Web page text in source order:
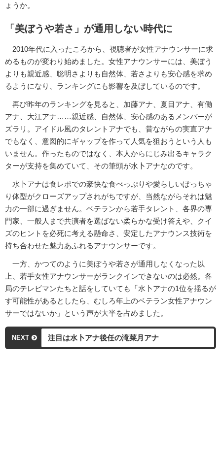
ょうか。
「美ぼうや若さ」が通用しない時代に
2010年代に入ったころから、視聴者が女性アナウンサーに求
めるものが変わり始めました。女性アナウンサーには、美ぼう
よりも親近感、聡明さよりも自然体、若さよりも安心感を求め
るようになり、ランキングにも影響を及ぼしているのです。
再び昨年のランキングを見ると、加藤アナ、夏目アナ、有働
アナ、大江アナ……親近感、自然体、安心感のあるメンバーが
ズラリ。アイドル風のタレントアナでも、昔ながらの実直アナ
でもなく、意図的にギャップを作って人気を狙おうという人も
いません。作ったものではなく、本人からにじみ出るキャラク
ターが支持を集めていて、その筆頭が水卜アナなのです。
水卜アナは食レポでの豪快な食べっぷりや愛らしいぽっちゃ
り体型がクローズアップされがちですが、当然ながらそれは魅
力の一部に過ぎません。ベテランから若手タレント、各界の専
門家、一般人まで共演者を選ばない柔らかな受け答えや、クイ
ズのヒントを必死に考える懸命さ、安定したアナウンス技術を
持ち合わせた魅力あふれるアナウンサーです。
一方、かつてのように美ぼうや若さが通用しなくなった以
上、若手女性アナウンサーがランクインできないのは必然。各
局のテレビマンたちと話をしていても「水卜アナの1位を揺るが
す可能性があるとしたら、むしろ年上のベテラン女性アナウン
サーではないか」という声が大半を占めました。
NEXT 注目は水卜アナ後任の滝菜月アナ